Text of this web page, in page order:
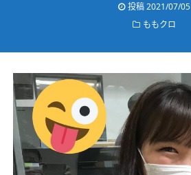
投稿2021/07/05
ももクロ